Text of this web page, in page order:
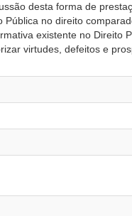
desta forma de
no direito
existente no Direito
virtudes, defeitos e